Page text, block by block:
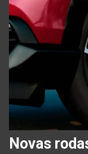
Novas